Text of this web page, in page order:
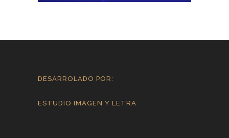
DESARROLADO POR:
ESTUDIO IMAGEN Y LETRA